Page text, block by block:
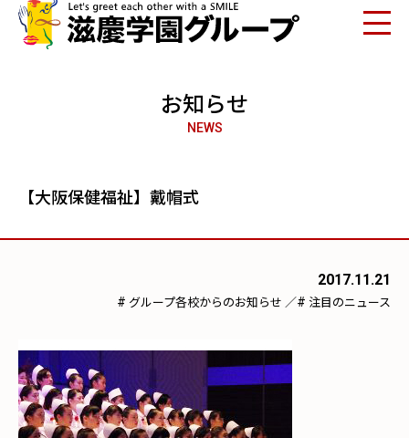
お知らせ
NEWS
【大阪保健福祉】戴帽式
2017.11.21
# グループ各校からのお知らせ ／# 注目のニュース